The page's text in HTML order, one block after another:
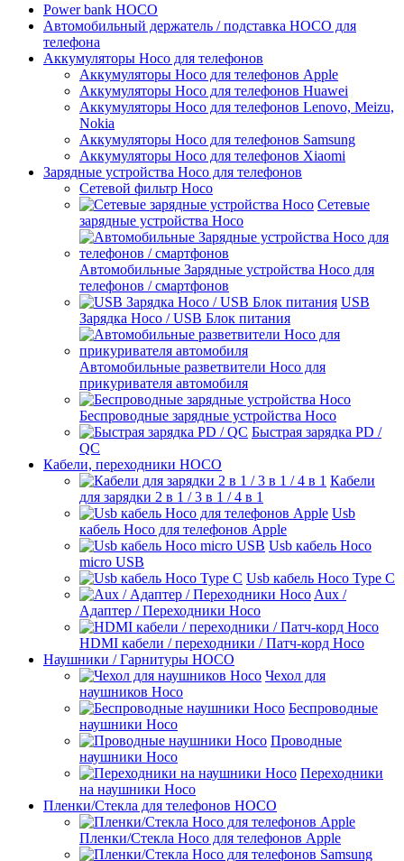
Power bank HOCO
Автомобильный держатель / подставка HOCO для
телефона
Аккумуляторы Hoco для телефонов
Аккумуляторы Hoco для телефонов Apple
Аккумуляторы Hoco для телефонов Huawei
Аккумуляторы Hoco для телефонов Lenovo, Meizu,
Nokia
Аккумуляторы Hoco для телефонов Samsung
Аккумуляторы Hoco для телефонов Xiaomi
Зарядные устройства Hoco для телефонов
Сетевой фильтр Hoco
Сетевые
зарядные устройства Hoco
Автомобильные Зарядные устройства Hoco для
телефонов / смартфонов
USB
Зарядка Hoco / USB Блок питания
Автомобильные разветвители Hoco для
прикуривателя автомобиля
Беспроводные зарядные устройства Hoco
Быстрая зарядка PD /
QC
Кабели, переходники HOCO
Кабели
для зарядки 2 в 1 / 3 в 1 / 4 в 1
Usb
кабель Hoco для телефонов Apple
Usb кабель Hoco
micro USB
Usb кабель Hoco Type C
Aux /
Адаптер / Переходники Hoco
HDMI кабели / переходники / Патч-корд Hoco
Наушники / Гарнитуры HOCO
Чехол для
наушников Hoco
Беспроводные
наушники Hoco
Проводные
наушники Hoco
Переходники
на наушники Hoco
Пленки/Стекла для телефонов HOCO
Пленки/Стекла Hoco для телефонов Apple